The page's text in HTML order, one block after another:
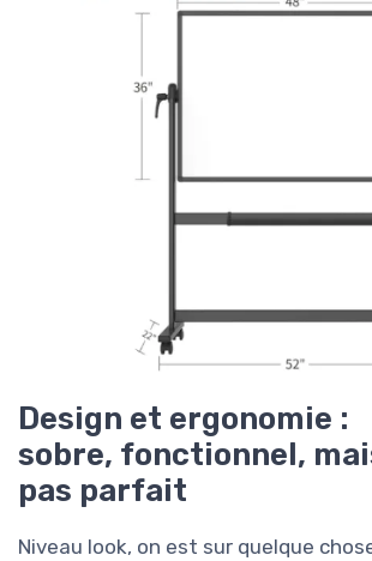
Design et ergonomie :
sobre, fonctionnel,
pas parfait
Niveau look, on est sur quelque